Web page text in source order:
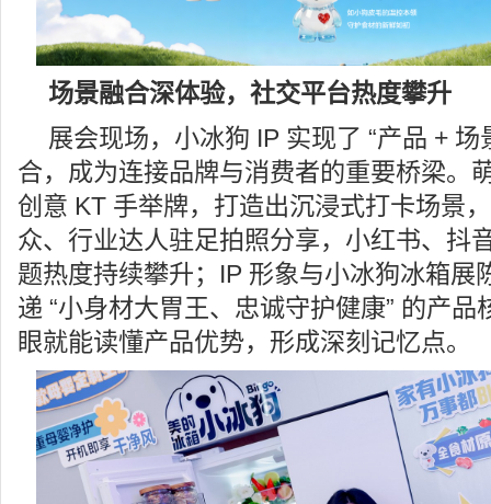
场景融合深体验，社交平台热度攀升
展会现场，小冰狗 IP 实现了 “产品 + 场
合，成为连接品牌与消费者的重要桥梁。
创意 KT 手举牌，打造出沉浸式打卡场景
众、行业达人驻足拍照分享，小红书、抖
题热度持续攀升；IP 形象与小冰狗冰箱展
递 “小身材大胃王、忠诚守护健康” 的产品
眼就能读懂产品优势，形成深刻记忆点。